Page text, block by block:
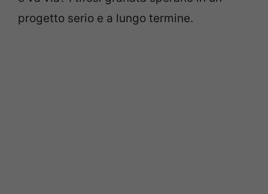
progetto serio e a lungo termine.